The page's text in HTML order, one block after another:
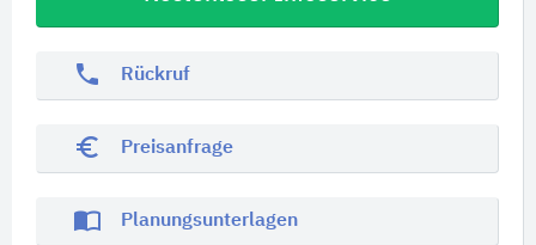
phone Rückruf
euro_symbol Preisanfrage
import_contacts Planungsunterlagen